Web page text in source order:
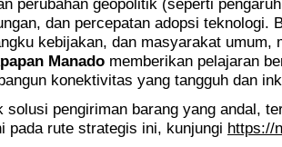
perubahan geopolitik (seperti
dan percepatan adopsi teknologi.
kebijakan, dan masyarakat umum,
Manado memberikan pelajaran
konektivitas yang tangguh dan
solusi pengiriman barang yang andal,
pada rute strategis ini, kunjungi https://